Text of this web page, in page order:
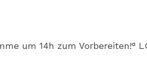
um 14h zum Vorbereiten!°